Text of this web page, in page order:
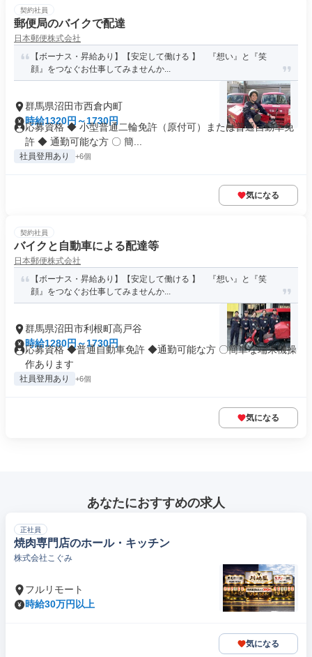
契約社員
郵便局のバイクで配達
日本郵便株式会社
【ボーナス・昇給あり】【安定して働ける 】 『想い』と『笑
顔』をつなぐお仕事してみませんか...
群馬県沼田市西倉内町
時給1320円～1730円
応募資格 ◆ 小型普通二輪免許（原付可）または普通自動車免
許 ◆ 通勤可能な方 〇 簡...
社員登用あり +6個
気になる
契約社員
バイクと自動車による配達等
日本郵便株式会社
【ボーナス・昇給あり】【安定して働ける 】 『想い』と『笑
顔』をつなぐお仕事してみませんか...
群馬県沼田市利根町高戸谷
時給1280円～1730円
応募資格 ◆普通自動車免許 ◆通勤可能な方 〇簡単な端末機操
作あります
社員登用あり +6個
気になる
あなたにおすすめの求人
正社員
焼肉専門店のホール・キッチン
株式会社こぐみ
フルリモート
時給30万円以上
気になる